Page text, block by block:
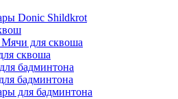
Donic Shildkrot
для сквоша
сквоша
бадминтона
бадминтона
для бадминтона